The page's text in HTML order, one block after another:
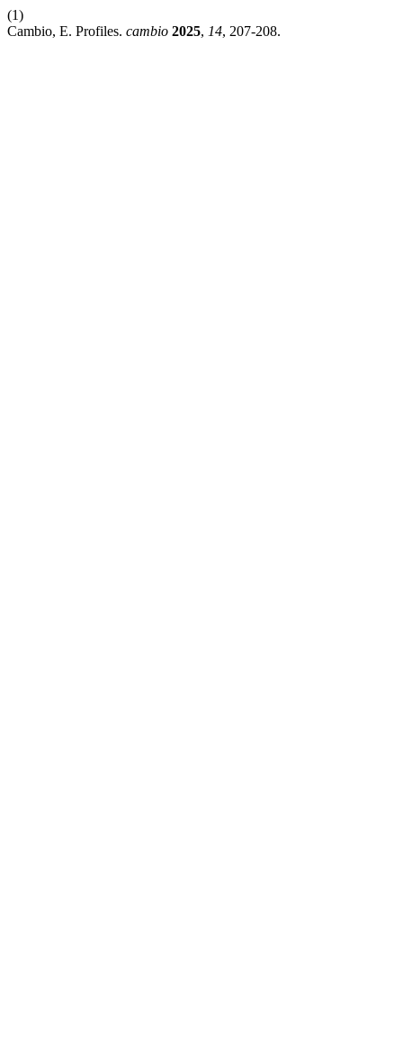
(1)
Cambio, E. Profiles. cambio 2025, 14, 207-208.